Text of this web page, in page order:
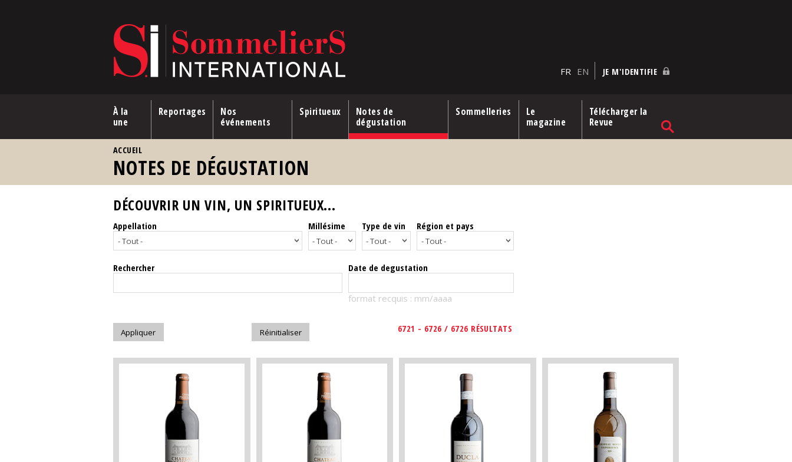
FR EN JE M'IDENTIFIE
À la
une
Reportages
Nos
événements
Spiritueux
Notes de
dégustation
Sommelleries
Le
magazine
Télécharger la
Revue
ACCUEIL
NOTES DE DÉGUSTATION
DÉCOUVRIR UN VIN, UN SPIRITUEUX...
Appellation Millésime Type de vin Région et pays
Rechercher Date de degustation
format recquis : mm/aaaa
6721 - 6726 / 6726 RÉSULTATS